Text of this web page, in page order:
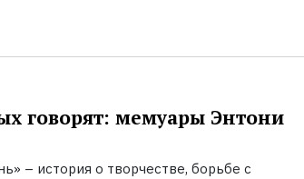
говорят: мемуары Энтони
– история о творчестве, борьбе с